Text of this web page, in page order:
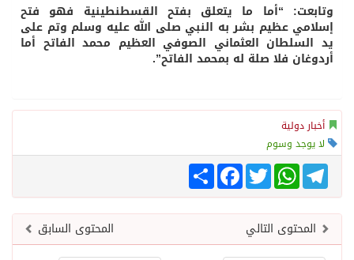
وتابعت: “أما ما يتعلق بفتح القسطنطينية فهو فتح
إسلامي عظيم بشر به النبي صلى الله عليه وسلم وتم على
يد السلطان العثماني الصوفي العظيم محمد الفاتح أما
أردوغان فلا صلة له بمحمد الفاتح”.
أخبار دولية
لا يوجد وسوم
انشر
FacebookTwitter
WhatsAppTelegram
المحتوى السابق المحتوى التالي